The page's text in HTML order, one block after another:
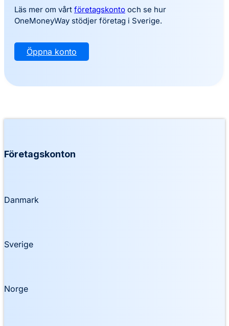
Läs mer om vårt företagskonto och se hur
OneMoneyWay stödjer företag i Sverige.
Öppna konto
Företagskonton
Danmark
Sverige
Norge